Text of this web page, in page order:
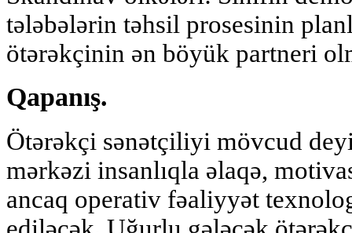
tələbələrin təhsil prosesinin
ötərəkçinin ən böyük partneri
Qapanış.
Ötərəkçi sənətçiliyi mövcud
mərkəzi insanlıqla əlaqə,
ancaq operativ fəaliyyət